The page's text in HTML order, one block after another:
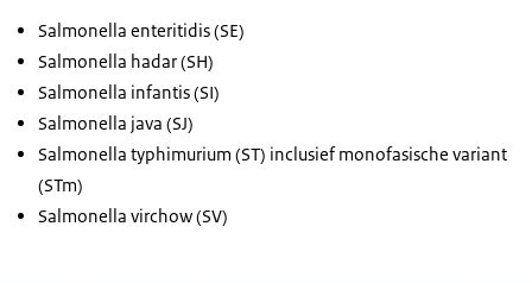
Salmonella enteritidis (SE)
Salmonella hadar (SH)
Salmonella infantis (SI)
Salmonella java (SJ)
Salmonella typhimurium (ST) inclusief monofasische variant
(STm)
Salmonella virchow (SV)